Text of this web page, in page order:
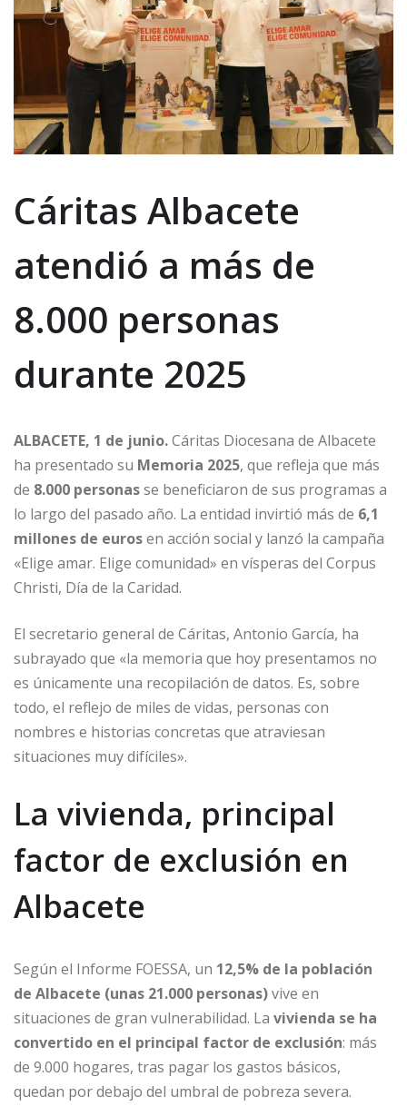
Cáritas Albacete
atendió a más de
8.000 personas
durante 2025
ALBACETE, 1 de junio.Cáritas Diocesana de Albacete
ha presentado su Memoria 2025, que refleja que más
de 8.000 personasse beneficiaron de sus programas a
lo largo del pasado año. La entidad invirtió más de 6,1
millones de eurosen acción social y lanzó la campaña
«Elige amar. Elige comunidad» en vísperas del Corpus
Christi, Día de la Caridad.
El secretario general de Cáritas, Antonio García, ha
subrayado que «la memoria que hoy presentamos no
es únicamente una recopilación de datos. Es, sobre
todo, el reflejo de miles de vidas, personas con
nombres e historias concretas que atraviesan
situaciones muy difíciles».
La vivienda, principal
factor de exclusión en
Albacete
Según el Informe FOESSA, un 12,5% de la población
de Albacete (unas 21.000 personas)vive en
situaciones de gran vulnerabilidad. La vivienda se ha
convertido en el principal factor de exclusión: más
de 9.000 hogares, tras pagar los gastos básicos,
quedan por debajo del umbral de pobreza severa.